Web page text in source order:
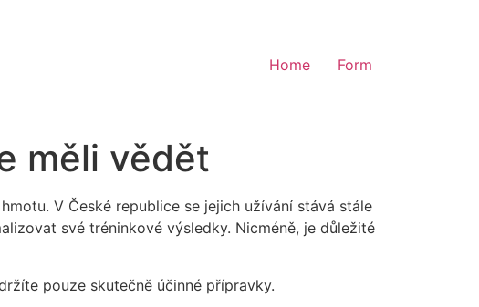
Home Form
měli vědět
V České republice se jejich užívání stává stále
své tréninkové výsledky. Nicméně, je důležité
pouze skutečně účinné přípravky.